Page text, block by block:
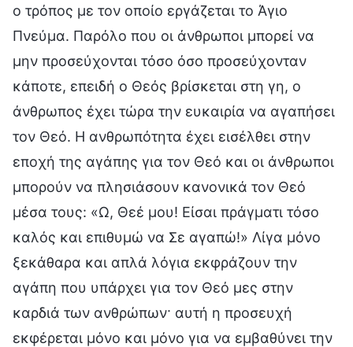
ο τρόπος με τον οποίο εργάζεται το Άγιο
Πνεύμα. Παρόλο που οι άνθρωποι μπορεί να
μην προσεύχονται τόσο όσο προσεύχονταν
κάποτε, επειδή ο Θεός βρίσκεται στη γη, ο
άνθρωπος έχει τώρα την ευκαιρία να αγαπήσει
τον Θεό. Η ανθρωπότητα έχει εισέλθει στην
εποχή της αγάπης για τον Θεό και οι άνθρωποι
μπορούν να πλησιάσουν κανονικά τον Θεό
μέσα τους: «Ω, Θεέ μου! Είσαι πράγματι τόσο
καλός και επιθυμώ να Σε αγαπώ!» Λίγα μόνο
ξεκάθαρα και απλά λόγια εκφράζουν την
αγάπη που υπάρχει για τον Θεό μες στην
καρδιά των ανθρώπων· αυτή η προσευχή
εκφέρεται μόνο και μόνο για να εμβαθύνει την